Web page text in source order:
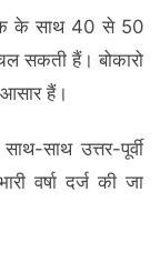
के साथ 40 से 50
सकती हैं। बोकारो
हैं।
साथ उत्तर-पूर्वी
वर्षा दर्ज की जा